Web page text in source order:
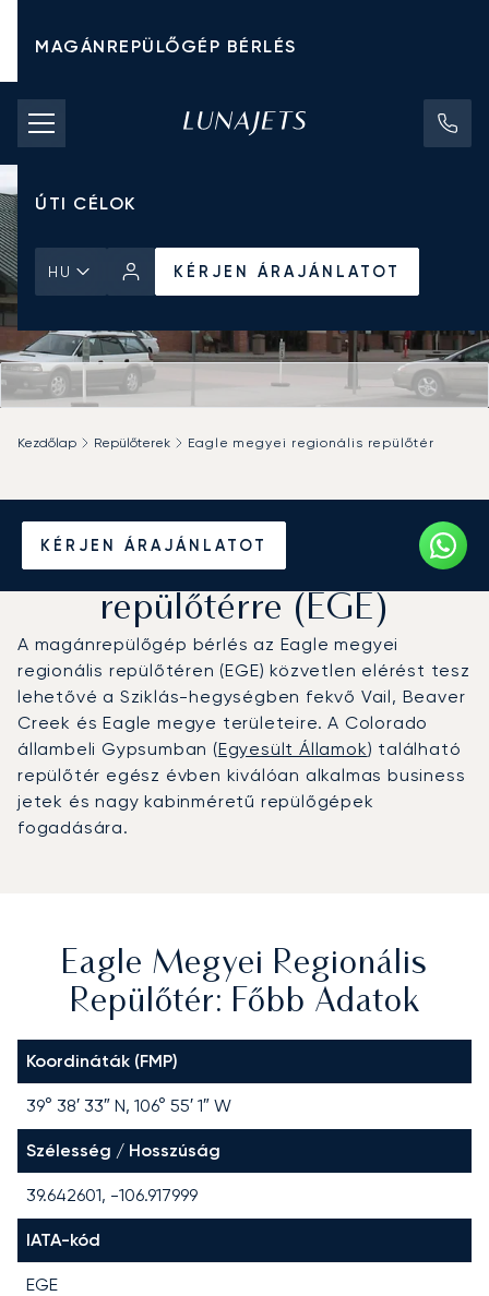
MAGÁNREPÜLŐGÉP BÉRLÉS
CHARTER ÁRAK
MAGÁNREPÜLŐGÉPEK
ÚTI CÉLOK
HU KÉRJEN ÁRAJÁNLATOT
KÉRJEN ÁRAJÁNLATOT
Kezdőlap Repülőterek Eagle megyei regionális repülőtér
Magánrepülőgép bérlése
az Eagle megyei regionális
repülőtérre (EGE)
A magánrepülőgép bérlés az Eagle megyei
regionális repülőtéren (EGE) közvetlen elérést tesz
lehetővé a Sziklás-hegységben fekvő Vail, Beaver
Creek és Eagle megye területeire. A Colorado
állambeli Gypsumban (Egyesült Államok) található
repülőtér egész évben kiválóan alkalmas business
jetek és nagy kabinméretű repülőgépek
fogadására.
Eagle Megyei Regionális
Repülőtér: Főbb Adatok
Koordináták (FMP)
39° 38′ 33″ N, 106° 55′ 1″ W
Szélesség / Hosszúság
39.642601, -106.917999
IATA-kód
EGE